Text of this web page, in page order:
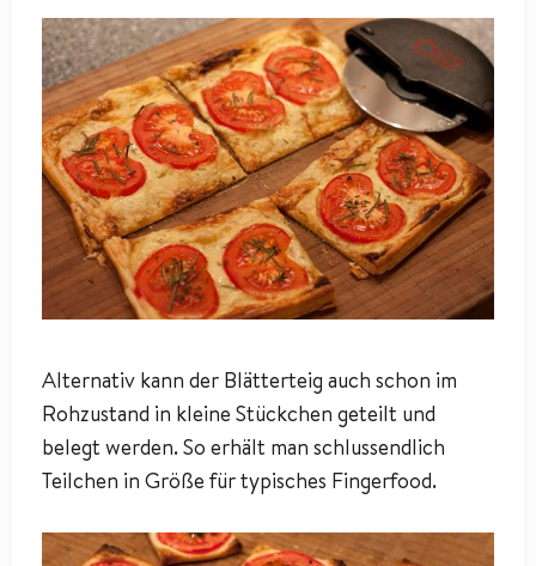
Alternativ kann der Blätterteig auch schon im
Rohzustand in kleine Stückchen geteilt und
belegt werden. So erhält man schlussendlich
Teilchen in Größe für typisches Fingerfood.